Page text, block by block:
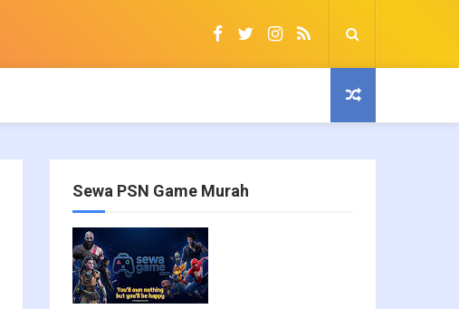
Sewa PSN Game Murah